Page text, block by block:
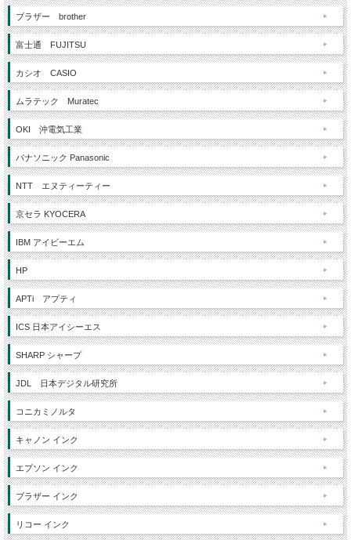
ブラザー brother
富士通 FUJITSU
カシオ CASIO
ムラテック Muratec
OKI 沖電気工業
パナソニック Panasonic
NTT エヌティーティー
京セラ KYOCERA
IBM アイビーエム
HP
APTi アプティ
ICS 日本アイシーエス
SHARP シャープ
JDL 日本デジタル研究所
コニカミノルタ
キャノン インク
エプソン インク
ブラザー インク
リコー インク